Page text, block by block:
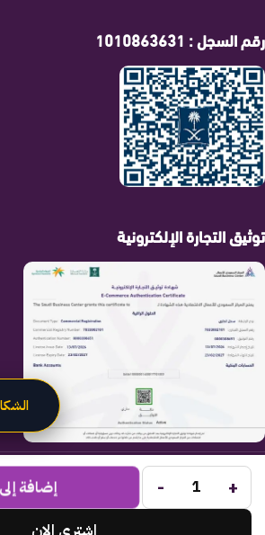
رقم السجل : 1010863631
توثيق التجارة الإلكترونية
جميع الحقوق محفوظة لـالحلول
تم التطوير بواسطةTimes +
- إضافة
اشتري الان